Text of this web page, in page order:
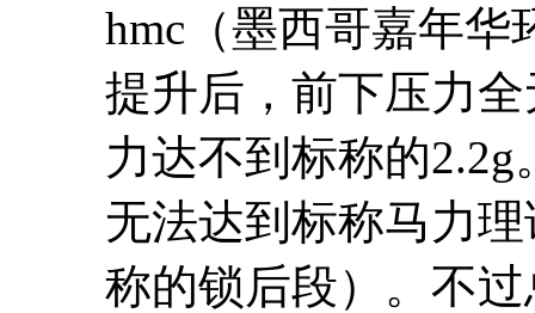
hmc（墨西哥嘉年华
提升后，前下压力
力达不到标称的
无法达到标称马力
称的锁后段）。不